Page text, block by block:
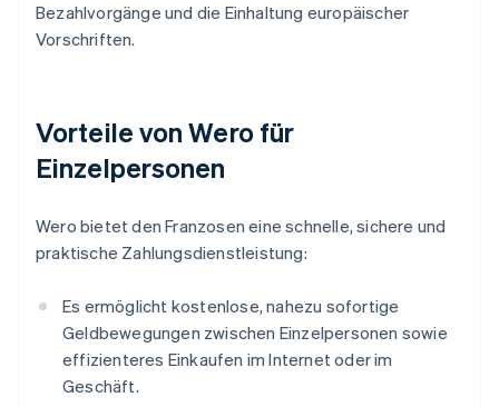
Bezahlvorgänge und die Einhaltung europäischer
Vorschriften.
Vorteile von Wero für
Einzelpersonen
Wero bietet den Franzosen eine schnelle, sichere und
praktische Zahlungsdienstleistung:
Es ermöglicht kostenlose, nahezu sofortige
Geldbewegungen zwischen Einzelpersonen sowie
effizienteres Einkaufen im Internet oder im
Geschäft.